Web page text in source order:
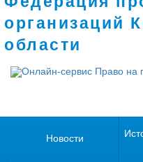
организаций
области
Новости